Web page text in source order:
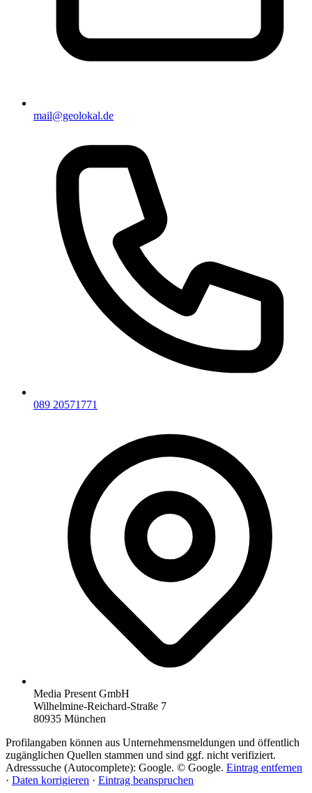
mail@geolokal.de
089 20571771
Media Present GmbH
Wilhelmine-Reichard-Straße 7
80935 München
Profilangaben können aus Unternehmensmeldungen und öffentlich
zugänglichen Quellen stammen und sind ggf. nicht verifiziert.
Adresssuche (Autocomplete): Google. © Google. Eintrag entfernen
· Daten korrigieren · Eintrag beanspruchen